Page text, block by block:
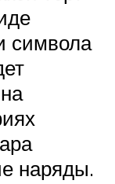
символа
наряды.